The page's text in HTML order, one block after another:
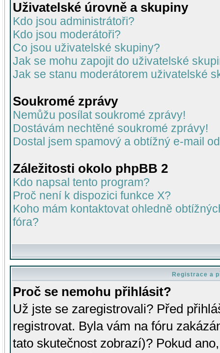
Uživatelské úrovně a skupiny
Kdo jsou administrátoři?
Kdo jsou moderátoři?
Co jsou uživatelské skupiny?
Jak se mohu zapojit do uživatelské
Jak se stanu moderátorem uživatelské
Soukromé zprávy
Nemůžu posílat soukromé zprávy!
Dostávám nechtěné soukromé zprávy!
Dostal jsem spamový a obtížný e-mail
Záležitosti okolo phpBB 2
Kdo napsal tento program?
Proč není k dispozici funkce X?
Koho mám kontaktovat ohledně
fóra?
Registrace a
Proč se nemohu přihlásit?
Už jste se zaregistrovali? Před
registrovat. Byla vám na fóru
tato skutečnost zobrazí)? Pokud